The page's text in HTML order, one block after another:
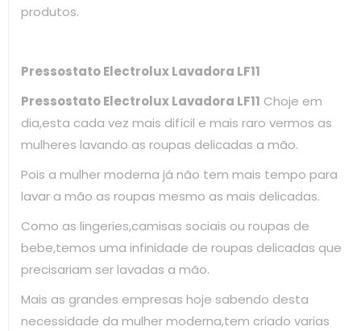
produtos.
Pressostato Electrolux Lavadora LF11
Pressostato Electrolux Lavadora LF11 Choje em
dia,esta cada vez mais difícil e mais raro vermos as
mulheres lavando as roupas delicadas a mão.
Pois a mulher moderna já não tem mais tempo para
lavar a mão as roupas mesmo as mais delicadas.
Como as lingeries,camisas sociais ou roupas de
bebe,temos uma infinidade de roupas delicadas que
precisariam ser lavadas a mão.
Mais as grandes empresas hoje sabendo desta
necessidade da mulher moderna,tem criado varias